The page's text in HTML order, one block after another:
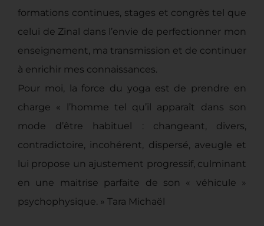
formations continues, stages et congrès tel que
celui de Zinal dans l’envie de perfectionner mon
enseignement, ma transmission et de continuer
à enrichir mes connaissances.
Pour moi, la force du yoga est de prendre en
charge « l’homme tel qu’il apparaît dans son
mode d’être habituel : changeant, divers,
contradictoire, incohérent, dispersé, aveugle et
lui propose un ajustement progressif, culminant
en une maitrise parfaite de son « véhicule »
psychophysique. » Tara Michaël